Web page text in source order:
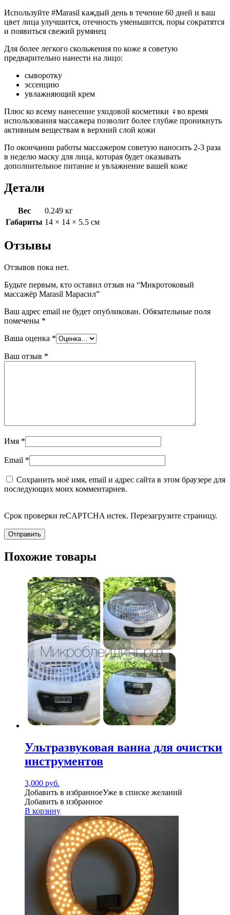
Используйте #Marasil каждый день в течение 60 дней и ваш
цвет лица улучшится, отечность уменьшится, поры сократятся
и появиться свежий румянец
Для более легкого скольжения по коже я советую
предварительно нанести на лицо:
сыворотку
эссенцию
увлажняющий крем
Плюс ко всему нанесение уходовой косметики ‍♀️во время
использования массажера позволит более глубже проникнуть
активным веществам в верхний слой кожи
По окончании работы массажером советую наносить 2-3 раза
в неделю маску для лица, которая будет оказывать
дополнительное питание и увлажнение вашей коже
Детали
Вес
0.249 кг
Габариты 14 × 14 × 5.5 см
Отзывы
Отзывов пока нет.
Будьте первым, кто оставил отзыв на “Микротоковый
массажёр Marasil Марасил”
Ваш адрес email не будет опубликован. Обязательные поля
помечены *
Ваша оценка *
Ваш отзыв *
Имя *
Email *
Сохранить моё имя, email и адрес сайта в этом браузере для
последующих моих комментариев.
Срок проверки reCAPTCHA истек. Перезагрузите страницу.
Похожие товары
Ультразвуковая ванна для очистки
инструментов
3,000 руб.
Добавить в избранноеУже в списке желаний
Добавить в избранное
В корзину